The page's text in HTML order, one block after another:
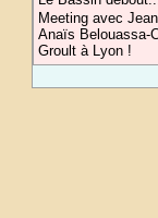
Meeting avec
Anaïs Belouassa-
Groult à Lyon !